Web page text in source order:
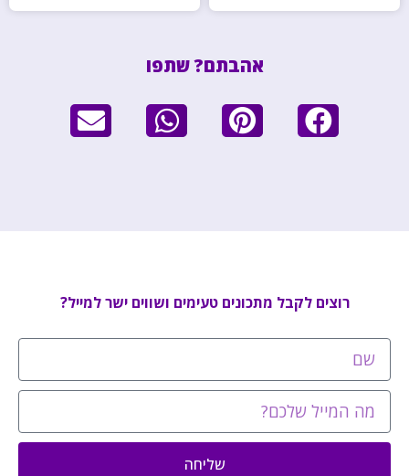
אהבתם? שתפו
רוצים לקבל מתכונים טעימים ושווים ישר למייל?
שליחה